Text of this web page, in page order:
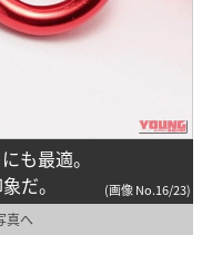
も最適。
だ。
(画像 No.16/23)
真へ